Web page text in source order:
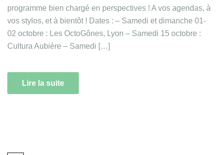
programme bien chargé en perspectives ! A vos agendas, à
vos stylos, et à bientôt ! Dates : – Samedi et dimanche 01-
02 octobre : Les OctoGônes, Lyon – Samedi 15 octobre :
Cultura Aubière – Samedi […]
Lire la suite